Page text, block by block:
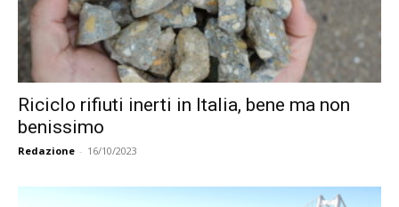
Riciclo rifiuti inerti in Italia, bene ma non
benissimo
Redazione - 16/10/2023